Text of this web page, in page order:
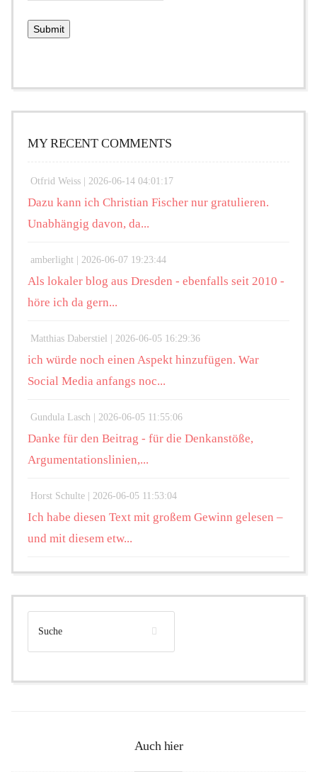
MY RECENT COMMENTS
Otfrid Weiss | 2026-06-14 04:01:17
Dazu kann ich Christian Fischer nur gratulieren.
Unabhängig davon, da...
amberlight | 2026-06-07 19:23:44
Als lokaler blog aus Dresden - ebenfalls seit 2010 -
höre ich da gern...
Matthias Daberstiel | 2026-06-05 16:29:36
ich würde noch einen Aspekt hinzufügen. War
Social Media anfangs noc...
Gundula Lasch | 2026-06-05 11:55:06
Danke für den Beitrag - für die Denkanstöße,
Argumentationslinien,...
Horst Schulte | 2026-06-05 11:53:04
Ich habe diesen Text mit großem Gewinn gelesen –
und mit diesem etw...
Auch hier